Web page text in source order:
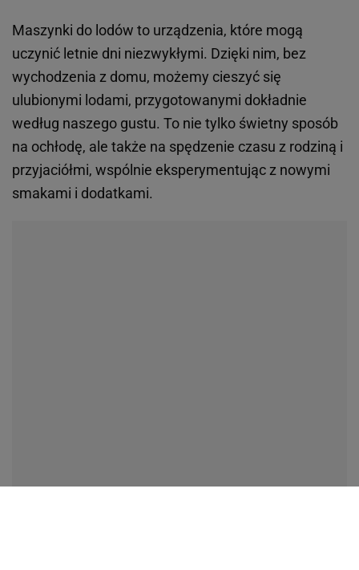
Maszynki do lodów to urządzenia, które mogą
uczynić letnie dni niezwykłymi. Dzięki nim, bez
wychodzenia z domu, możemy cieszyć się
ulubionymi lodami, przygotowanymi dokładnie
według naszego gustu. To nie tylko świetny sposób
na ochłodę, ale także na spędzenie czasu z rodziną i
przyjaciółmi, wspólnie eksperymentując z nowymi
smakami i dodatkami.